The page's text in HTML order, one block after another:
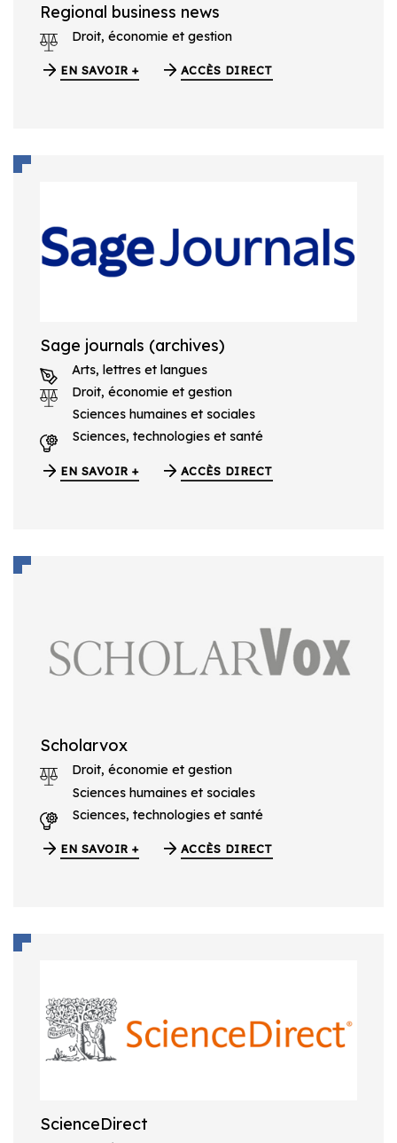
Regional business news
Droit, économie et gestion
EN SAVOIR + ACCÈS DIRECT
Sage journals (archives)
Arts, lettres et langues
Droit, économie et gestion
Sciences humaines et sociales
Sciences, technologies et santé
EN SAVOIR + ACCÈS DIRECT
Scholarvox
Droit, économie et gestion
Sciences humaines et sociales
Sciences, technologies et santé
EN SAVOIR + ACCÈS DIRECT
ScienceDirect